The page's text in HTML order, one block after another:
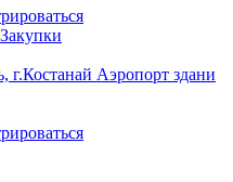
Закупки
г.Костанай Аэропорт здани